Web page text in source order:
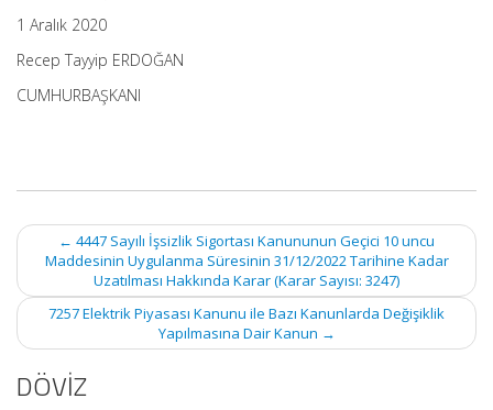
1 Aralık 2020
Recep Tayyip ERDOĞAN
CUMHURBAŞKANI
Post
navigation
← 4447 Sayılı İşsizlik Sigortası Kanununun Geçici 10 uncu
Maddesinin Uygulanma Süresinin 31/12/2022 Tarihine Kadar
Uzatılması Hakkında Karar (Karar Sayısı: 3247)
7257 Elektrik Piyasası Kanunu ile Bazı Kanunlarda Değişiklik
Yapılmasına Dair Kanun →
DÖVİZ